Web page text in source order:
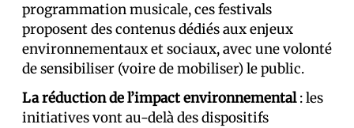
programmation musicale, ces festivals
proposent des contenus dédiés aux enjeux
environnementaux et sociaux, avec une volonté
de sensibiliser (voire de mobiliser) le public.
La réduction de l’impact environnemental: les
initiatives vont au-delà des dispositifs